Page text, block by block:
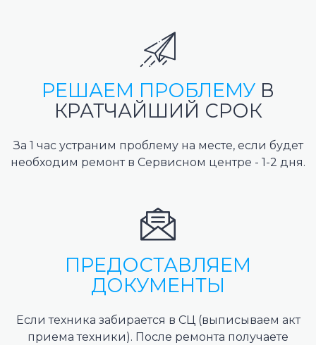
РЕШАЕМ ПРОБЛЕМУ В
КРАТЧАЙШИЙ СРОК
За 1 час устраним проблему на месте, если будет
необходим ремонт в Сервисном центре - 1-2 дня.
ПРЕДОСТАВЛЯЕМ
ДОКУМЕНТЫ
Если техника забирается в СЦ (выписываем акт
приема техники). После ремонта получаете